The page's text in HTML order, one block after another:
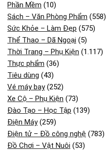
Phần Mềm (10)
Sách – Văn Phòng Phẩm (558)
Sức Khỏe – Làm Đẹp (575)
Thể Thao – Dã Ngoại (5)
Thời Trang – Phụ Kiện (1.117)
Thực phẩm (36)
Tiêu dùng (43)
Vé máy bay(252)
Xe Cộ – Phụ Kiện (73)
Đào Tạo – Học Tập (139)
Điện Máy(259)
Điện tử – Đồ công nghệ (783)
Đồ Chơi – Vật Nuôi (53)